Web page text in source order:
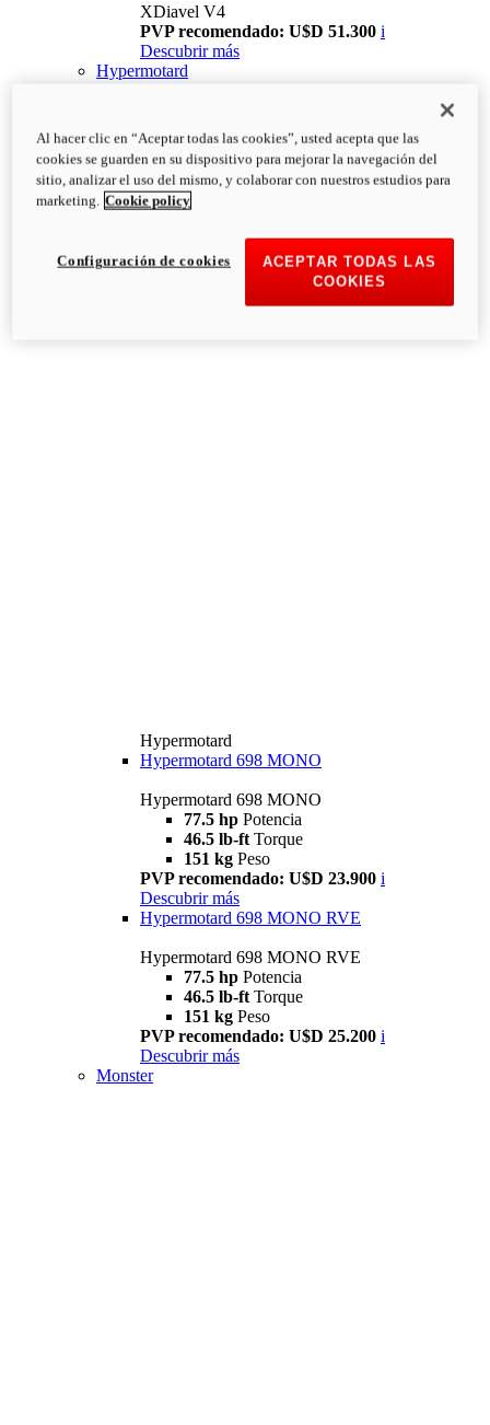
XDiavel V4
PVP recomendado: U$D 51.300 i
Descubrir más
Hypermotard
Hypermotard
Hypermotard 698 MONO
Hypermotard 698 MONO
77.5 hp Potencia
46.5 lb-ft Torque
151 kg Peso
PVP recomendado: U$D 23.900 i
Descubrir más
Hypermotard 698 MONO RVE
Hypermotard 698 MONO RVE
77.5 hp Potencia
46.5 lb-ft Torque
151 kg Peso
PVP recomendado: U$D 25.200 i
Descubrir más
Monster
Al hacer clic en “Aceptar todas las cookies”, usted acepta que las
cookies se guarden en su dispositivo para mejorar la navegación del
sitio, analizar el uso del mismo, y colaborar con nuestros estudios para
marketing. Cookie policy
ACEPTAR TODAS LAS
COOKIES
Configuración de cookies